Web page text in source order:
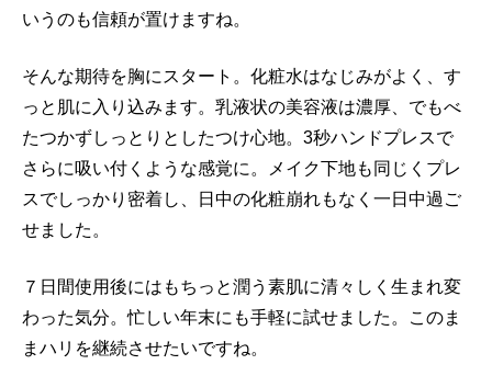
いうのも信頼が置けますね。
そんな期待を胸にスタート。化粧水はなじみがよく、す
っと肌に入り込みます。乳液状の美容液は濃厚、でもべ
たつかずしっとりとしたつけ心地。3秒ハンドプレスで
さらに吸い付くような感覚に。メイク下地も同じくプレ
スでしっかり密着し、日中の化粧崩れもなく一日中過ご
せました。
７日間使用後にはもちっと潤う素肌に清々しく生まれ変
わった気分。忙しい年末にも手軽に試せました。このま
まハリを継続させたいですね。